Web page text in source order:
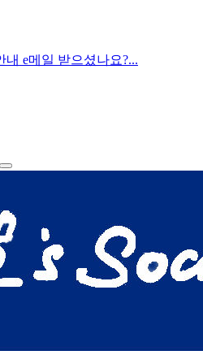
e메일 받으셨나요?...